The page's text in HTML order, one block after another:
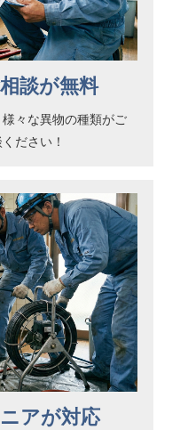
談が無料
々な異物の種類がご
ださい！
アが対応